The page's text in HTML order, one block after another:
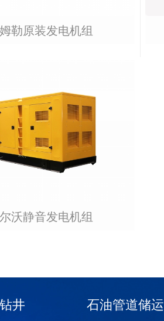
勒原装发电机组
沃静音发电机组
井 石油管道储运